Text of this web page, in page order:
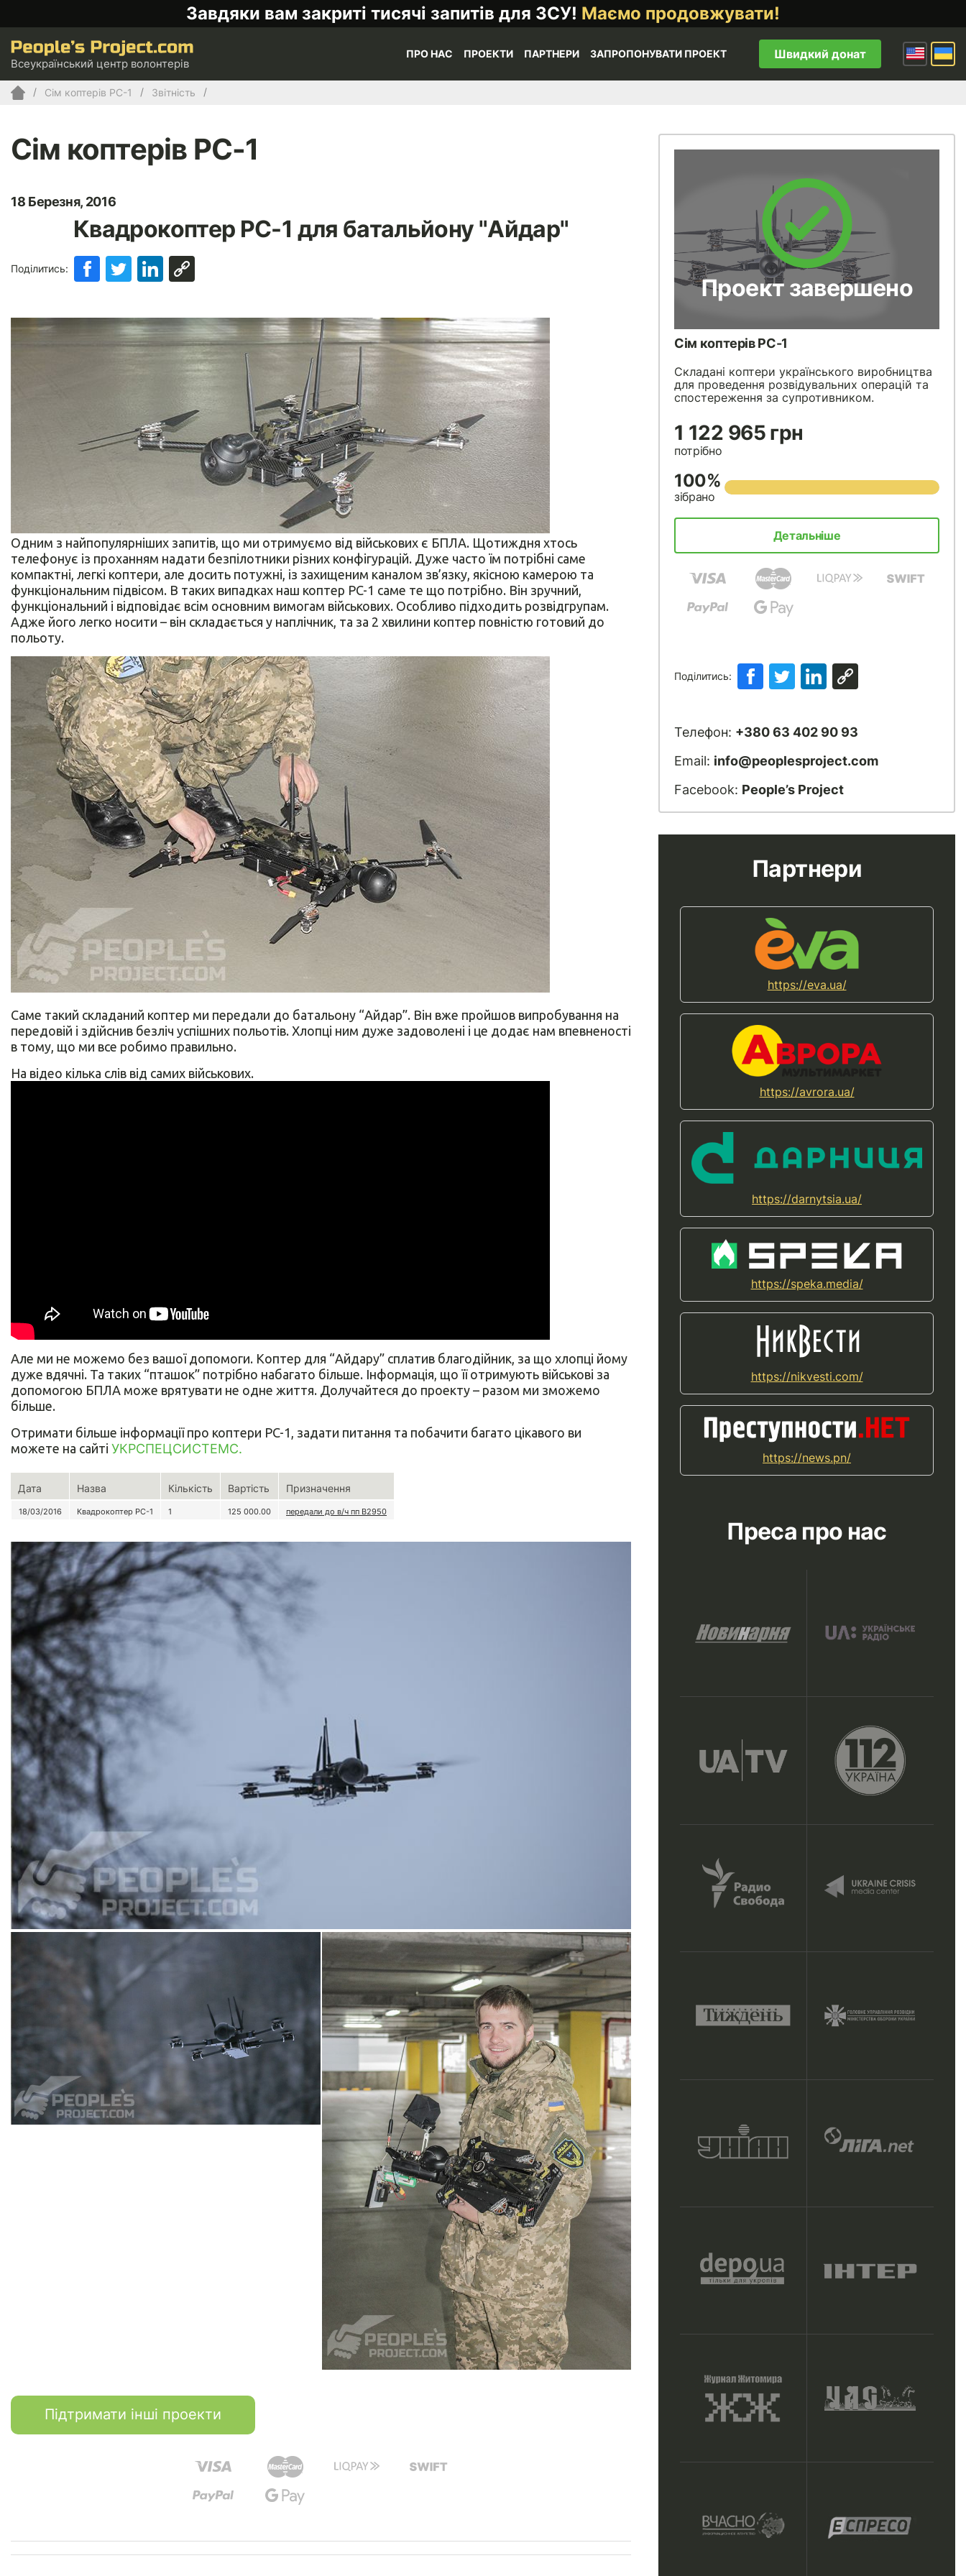
Завдяки вам закриті тисячі запитів для ЗСУ! Маємо продовжувати!
Всеукраїнський центр волонтерів
ПРО НАС ПРОЕКТИ ПАРТНЕРИ ЗАПРОПОНУВАТИ ПРОЕКТ Швидкий донат
Сім коптерів PC-1 Звітність
Сім коптерів PC-1
18 Березня, 2016
Квадрокоптер PC-1 для батальйону "Айдар"
Поділитись:
Одним з найпопулярніших запитів, що ми отримуємо від військових є БПЛА. Щотиждня хтось
телефонує із проханням надати безпілотники різних конфігурацій. Дуже часто їм потрібні саме
компактні, легкі коптери, але досить потужні, із захищеним каналом зв’язку, якісною камерою та
функціональним підвісом. В таких випадках наш коптер PC-1 саме те що потрібно. Він зручний,
функціональний і відповідає всім основним вимогам військових. Особливо підходить розвідгрупам.
Адже його легко носити – він складається у наплічник, та за 2 хвилини коптер повністю готовий до
польоту.
Саме такий складаний коптер ми передали до батальону “Айдар”. Він вже пройшов випробування на
передовій і здійснив безліч успішних польотів. Хлопці ним дуже задоволені і це додає нам впевненості
в тому, що ми все робимо правильно.
На відео кілька слів від самих військових.
Але ми не можемо без вашої допомоги. Коптер для “Айдару” сплатив благодійник, за що хлопці йому
дуже вдячні. Та таких “пташок” потрібно набагато більше. Інформація, що її отримують військові за
допомогою БПЛА може врятувати не одне життя. Долучайтеся до проекту – разом ми зможемо
більше.
Отримати більше інформації про коптери PC-1, задати питання та побачити багато цікавого ви
можете на сайті УКРСПЕЦСИСТЕМС.
Дата Назва Кількість Вартість Призначення
18/03/2016 Квадрокоптер PC-1 1 125 000.00 передали до в/ч пп В2950
Підтримати інші проекти
Проект завершено
Сім коптерів PC-1
Складані коптери українського виробництва
для проведення розвідувальних операцій та
спостереження за супротивником.
1 122 965 грн
потрібно
100%
зібрано
Детальніше
Поділитись:
Телефон: +380 63 402 90 93
Email: info@peoplesproject.com
Facebook: People’s Project
Партнери
https://eva.ua/
https://avrora.ua/
https://darnytsia.ua/
https://speka.media/
https://nikvesti.com/
https://news.pn/
Преса про нас